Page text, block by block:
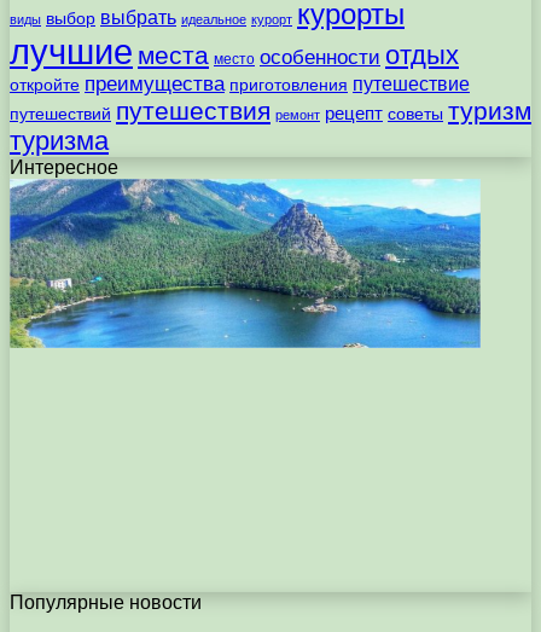
виды выбор выбрать идеальное курорт курорты
лучшие места место особенности отдых
откройте преимущества приготовления путешествие
путешествий путешествия ремонт рецепт советы туризм
туризма
Интересное
Популярные новости